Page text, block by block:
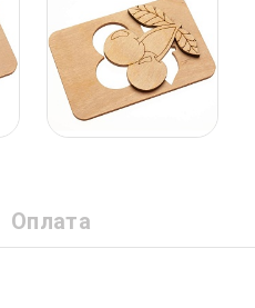
Оплата